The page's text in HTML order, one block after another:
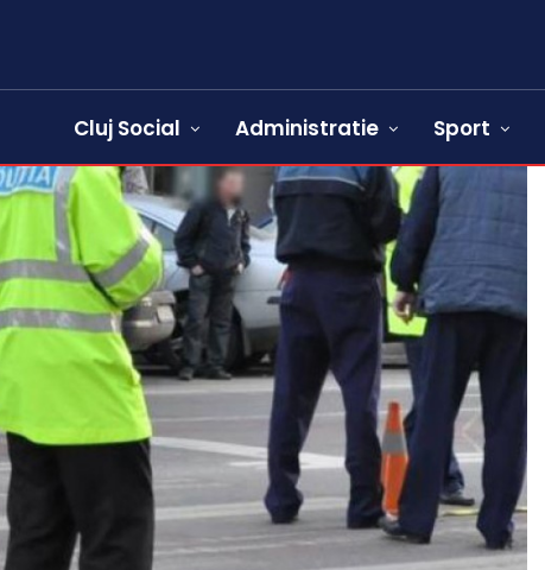
Cluj Social Administratie Sport